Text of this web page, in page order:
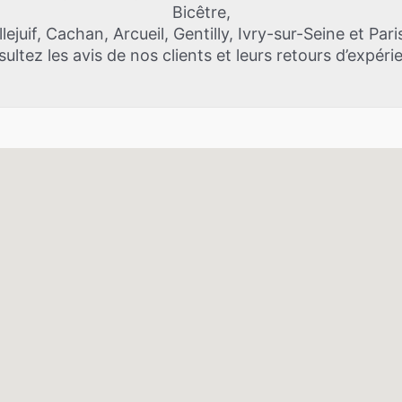
Bicêtre,
Cachan, Arcueil, Gentilly, Ivry-sur-Seine et
les avis de nos clients et leurs retours